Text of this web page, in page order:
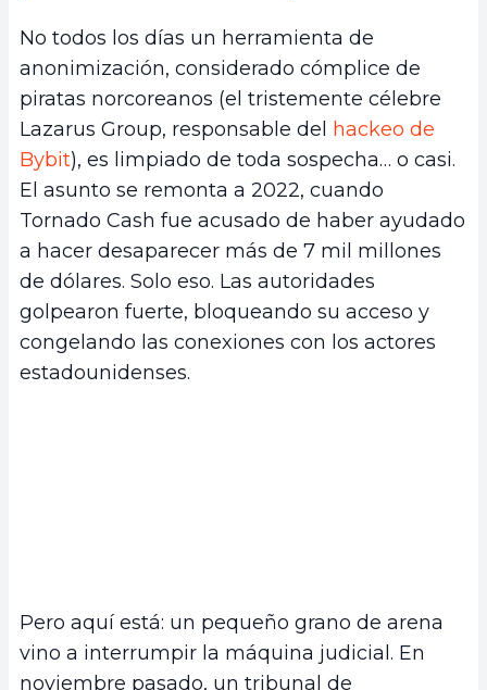
No todos los días un herramienta de
anonimización, considerado cómplice de
piratas norcoreanos (el tristemente célebre
Lazarus Group, responsable del
hackeo de
Bybit), es limpiado de toda sospecha… o casi.
El asunto se remonta a 2022, cuando
Tornado Cash fue acusado de haber ayudado
a hacer desaparecer más de 7 mil millones
de dólares. Solo eso. Las autoridades
golpearon fuerte, bloqueando su acceso y
congelando las conexiones con los actores
estadounidenses.
Pero aquí está: un pequeño grano de arena
vino a interrumpir la máquina judicial. En
noviembre pasado, un tribunal de